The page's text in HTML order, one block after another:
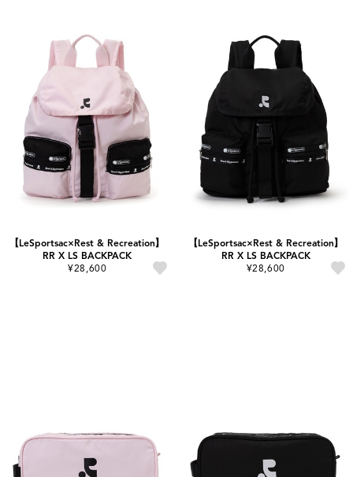
【LeSportsac×Rest & Recreation】
RR X LS BACKPACK
¥28,600
【LeSportsac×Rest & Recreation】
RR X LS BACKPACK
¥28,600